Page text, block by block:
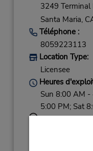
3249 Terminal
Santa Maria,
Téléphone :
8059223113
Location Type:
Licensee
Heures
Sun 8:00 AM
5:00 PM; Sat
Si vous
trouve dans